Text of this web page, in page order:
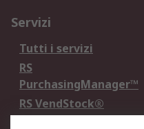
Servizi
Tutti i servizi
RS
PurchasingManager™
RS VendStock®